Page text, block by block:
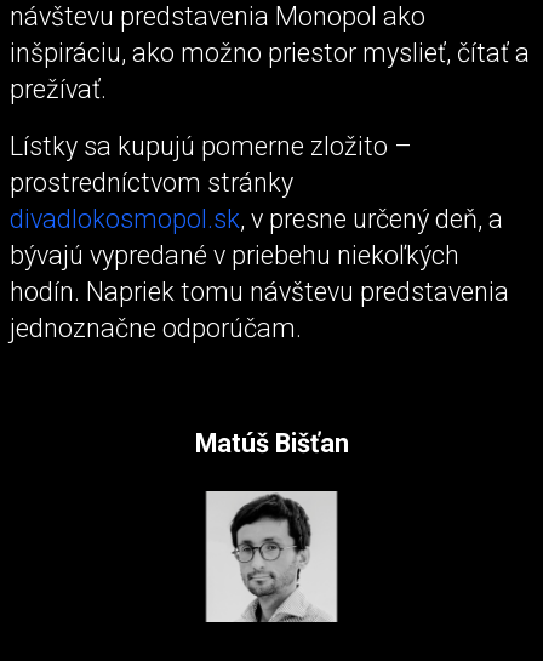
návštevu predstavenia Monopol ako
inšpiráciu, ako možno priestor myslieť, čítať a
prežívať.
Lístky sa kupujú pomerne zložito –
prostredníctvom stránky
divadlokosmopol.sk, v presne určený deň, a
bývajú vypredané v priebehu niekoľkých
hodín. Napriek tomu návštevu predstavenia
jednoznačne odporúčam.
Matúš Bišťan